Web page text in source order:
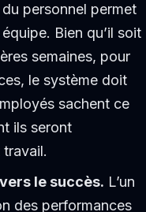
personnel permet
Bien qu’il soit
semaines, pour
le système doit
sachent ce
ils seront
travail.
le succès. L’un
des performances